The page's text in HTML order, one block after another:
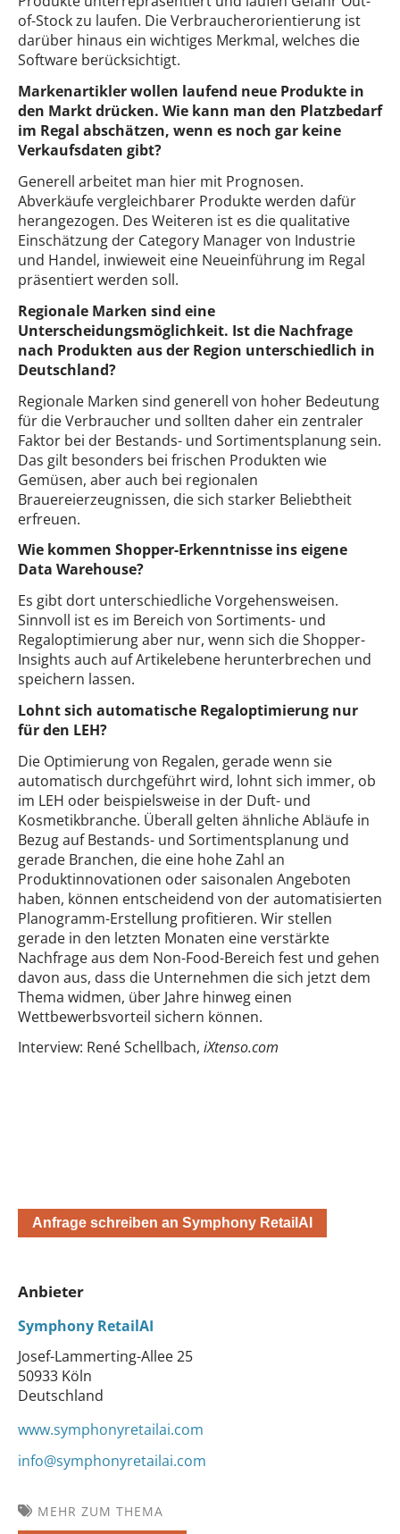
of-Stock zu laufen. Die Verbraucherorientierung ist
darüber hinaus ein wichtiges Merkmal, welches die
Software berücksichtigt.
Markenartikler wollen laufend neue Produkte in
den Markt drücken. Wie kann man den Platzbedarf
im Regal abschätzen, wenn es noch gar keine
Verkaufsdaten gibt?
Generell arbeitet man hier mit Prognosen.
Abverkäufe vergleichbarer Produkte werden dafür
herangezogen. Des Weiteren ist es die qualitative
Einschätzung der Category Manager von Industrie
und Handel, inwieweit eine Neueinführung im Regal
präsentiert werden soll.
Regionale Marken sind eine
Unterscheidungsmöglichkeit. Ist die Nachfrage
nach Produkten aus der Region unterschiedlich in
Deutschland?
Regionale Marken sind generell von hoher Bedeutung
für die Verbraucher und sollten daher ein zentraler
Faktor bei der Bestands- und Sortimentsplanung sein.
Das gilt besonders bei frischen Produkten wie
Gemüsen, aber auch bei regionalen
Brauereierzeugnissen, die sich starker Beliebtheit
erfreuen.
Wie kommen Shopper-Erkenntnisse ins eigene
Data Warehouse?
Es gibt dort unterschiedliche Vorgehensweisen.
Sinnvoll ist es im Bereich von Sortiments- und
Regaloptimierung aber nur, wenn sich die Shopper-
Insights auch auf Artikelebene herunterbrechen und
speichern lassen.
Lohnt sich automatische Regaloptimierung nur
für den LEH?
Die Optimierung von Regalen, gerade wenn sie
automatisch durchgeführt wird, lohnt sich immer, ob
im LEH oder beispielsweise in der Duft- und
Kosmetikbranche. Überall gelten ähnliche Abläufe in
Bezug auf Bestands- und Sortimentsplanung und
gerade Branchen, die eine hohe Zahl an
Produktinnovationen oder saisonalen Angeboten
haben, können entscheidend von der automatisierten
Planogramm-Erstellung profitieren. Wir stellen
gerade in den letzten Monaten eine verstärkte
Nachfrage aus dem Non-Food-Bereich fest und gehen
davon aus, dass die Unternehmen die sich jetzt dem
Thema widmen, über Jahre hinweg einen
Wettbewerbsvorteil sichern können.
Interview: René Schellbach, iXtenso.com
Anfrage schreiben an Symphony RetailAI
Anbieter
Symphony RetailAI
Josef-Lammerting-Allee 25
50933 Köln
Deutschland
www.symphonyretailai.com
info@symphonyretailai.com
MEHR ZUM THEMA